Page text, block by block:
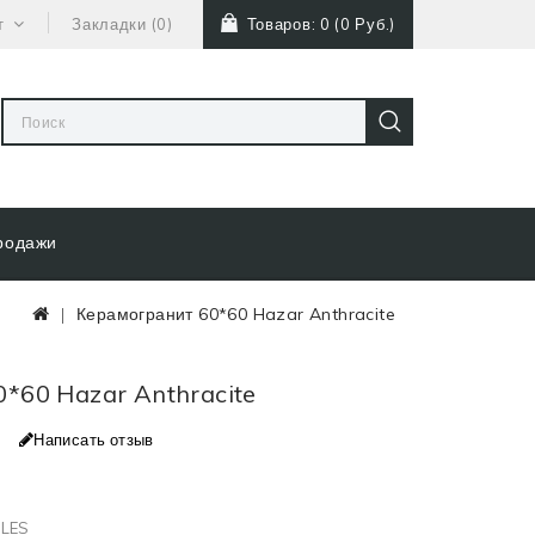
Закладки (0) Товаров: 0 (0 Руб.)
Керамогранит 60*60 Hazar Anthracite
Hazar Anthracite
Написать отзыв